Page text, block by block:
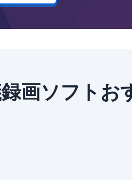
画ソフトお